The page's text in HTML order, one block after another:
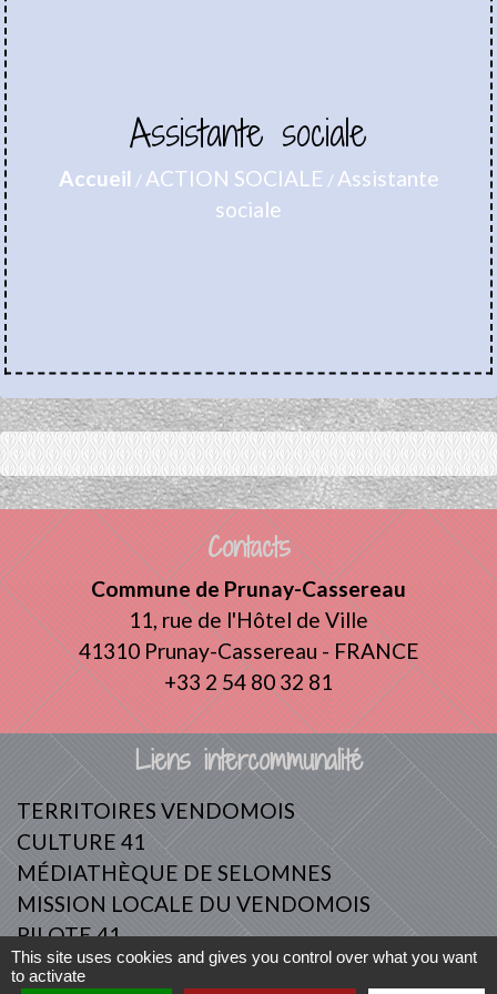
Assistante sociale
Accueil / ACTION SOCIALE / Assistante
sociale
Contacts
Commune de Prunay-Cassereau
11, rue de l'Hôtel de Ville
41310 Prunay-Cassereau - FRANCE
+33 2 54 80 32 81
Liens intercommunalité
TERRITOIRES VENDOMOIS
CULTURE 41
MÉDIATHÈQUE DE SELOMNES
MISSION LOCALE DU VENDOMOIS
PILOTE 41
Mentions légales - Politique de confidentialité -
This site uses cookies and gives you control over what you want
to activate